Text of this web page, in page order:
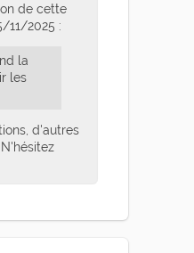
de cette
11/2025 :
la
les
d'autres